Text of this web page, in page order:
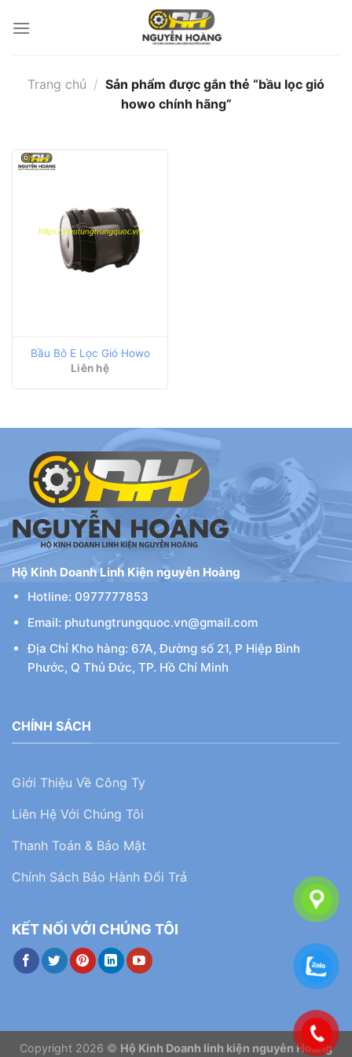
qua
Trang chủ / Sản phẩm được gắn thẻ “bầu lọc gió
howo chính hãng”
Bầu Bô E Lọc Gió Howo
Liên hệ
Hộ Kinh Doanh Linh Kiện nguyễn Hoàng
Hotline: 0977777853
Email: phutungtrungquoc.vn@gmail.com
Địa Chỉ Kho hàng: 67A, Đường số 21, P Hiệp Bình
Phước, Q Thủ Đức, TP. Hồ Chí Minh
CHÍNH SÁCH
Giới Thiệu Về Công Ty
Liên Hệ Với Chúng Tôi
Thanh Toán & Bảo Mật
Chính Sách Bảo Hành Đổi Trả
KẾT NỐI VỚI CHÚNG TÔI
Copyright 2026 © Hộ Kinh Doanh linh kiện nguyễn Hoàng